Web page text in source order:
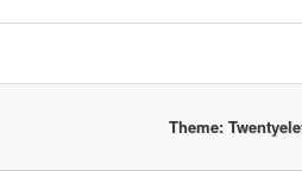
Theme: